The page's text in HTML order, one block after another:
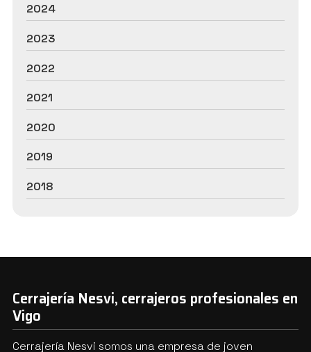
2024
2023
2022
2021
2020
2019
2018
Cerrajería Nesvi, cerrajeros profesionales en
Vigo
Cerrajería Nesvi somos una empresa de joven